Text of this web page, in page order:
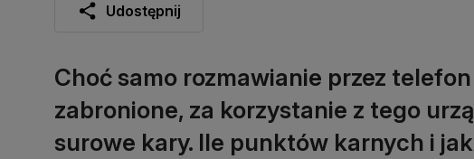
Udostępnij
Choć samo rozmawianie przez
zabronione, za korzystanie z tego
surowe kary. Ile punktów karnych i